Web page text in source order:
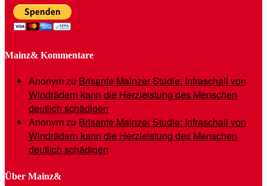
Mainz& Kommentare
Anonymzu Brisante Mainzer Studie: Infraschall von
Windrädern kann die Herzleistung des Menschen
deutlich schädigen
Anonymzu Brisante Mainzer Studie: Infraschall von
Windrädern kann die Herzleistung des Menschen
deutlich schädigen
Über Mainz&